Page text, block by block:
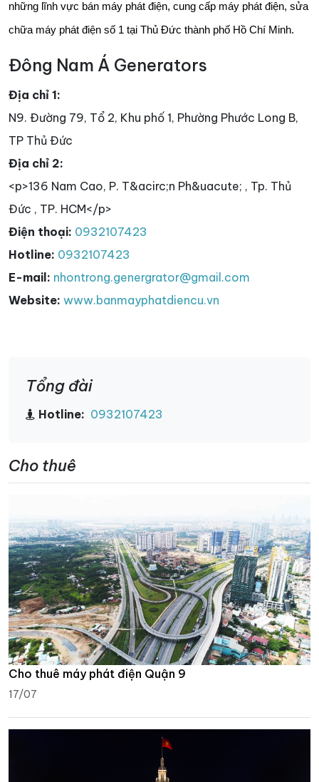
những lĩnh vực bán máy phát điện, cung cấp máy phát điện, sửa
chữa máy phát điện số 1 tại Thủ Đức thành phố Hồ Chí Minh.
Đông Nam Á Generators
Địa chỉ 1:
N9. Đường 79, Tổ 2, Khu phố 1, Phường Phước Long B,
TP Thủ Đức
Địa chỉ 2:
<p>136 Nam Cao, P. T&acirc;n Ph&uacute; , Tp. Thủ
Đức , TP. HCM</p>
Điện thoại: 0932107423
Hotline: 0932107423
E-mail: nhontrong.genergrator@gmail.com
Website: www.banmayphatdiencu.vn
Tổng đài
Hotline: 0932107423
Cho thuê
Cho thuê máy phát điện Quận 9
17/07